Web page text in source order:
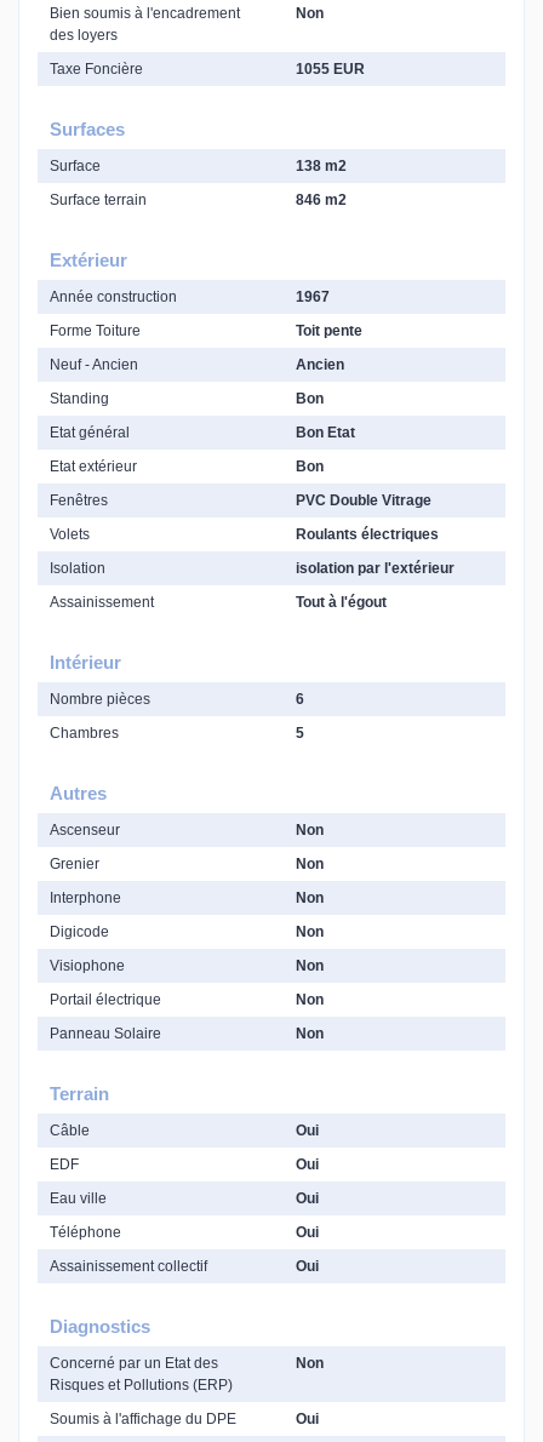
Bien soumis à l'encadrement
des loyers
Non
Taxe Foncière 1055 EUR
Surfaces
Surface
138 m2
Surface terrain
846 m2
Extérieur
Année construction
1967
Forme Toiture
Toit pente
Neuf - Ancien
Ancien
Standing
Bon
Etat général
Bon Etat
Etat extérieur
Bon
Fenêtres
PVC Double Vitrage
Volets
Roulants électriques
Isolation
isolation par l'extérieur
Assainissement
Tout à l'égout
Intérieur
Nombre pièces
6
Chambres
5
Autres
Ascenseur
Non
Grenier
Non
Interphone
Non
Digicode
Non
Visiophone
Non
Portail électrique
Non
Panneau Solaire
Non
Terrain
Câble
Oui
EDF
Oui
Eau ville
Oui
Téléphone
Oui
Assainissement collectif
Oui
Diagnostics
Concerné par un Etat des
Risques et Pollutions (ERP)
Non
Soumis à l'affichage du DPE Oui